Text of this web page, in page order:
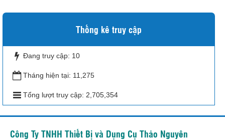
Thống kê truy cập
Đang truy cập: 10
Tháng hiện tại: 11,275
Tổng lượt truy cập: 2,705,354
Công Ty TNHH Thiết Bị và Dụng Cụ Thảo Nguyên